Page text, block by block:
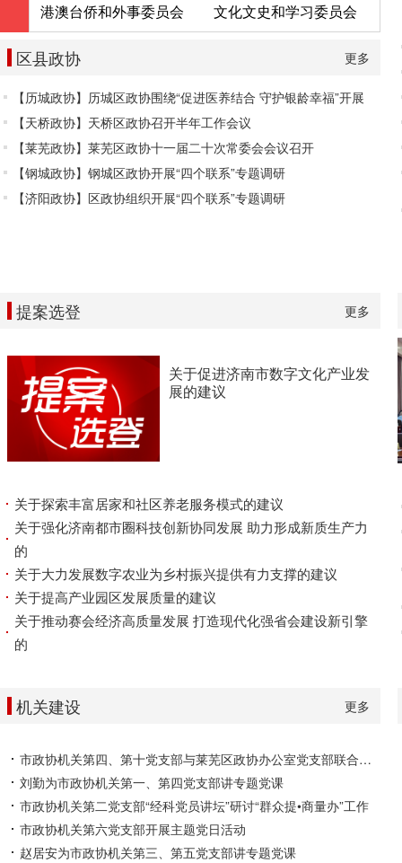
港澳台侨和外事委员会
文化文史和学习委员会
区县政协 更多
【历城政协】历城区政协围绕“促进医养结合 守护银龄幸福”开展
【天桥政协】天桥区政协召开半年工作会议
【莱芜政协】莱芜区政协十一届二十次常委会会议召开
【钢城政协】钢城区政协开展“四个联系”专题调研
【济阳政协】区政协组织开展“四个联系”专题调研
提案选登 更多
关于促进济南市数字文化产业发
展的建议
关于探索丰富居家和社区养老服务模式的建议
关于强化济南都市圈科技创新协同发展 助力形成新质生产力
的
关于大力发展数字农业为乡村振兴提供有力支撑的建议
关于提高产业园区发展质量的建议
关于推动赛会经济高质量发展 打造现代化强省会建设新引擎
的
机关建设 更多
市政协机关第四、第十党支部与莱芜区政协办公室党支部联合开展主题党日活动
刘勤为市政协机关第一、第四党支部讲专题党课
市政协机关第二党支部“经科党员讲坛”研讨“群众提•商量办”工作
市政协机关第六党支部开展主题党日活动
赵居安为市政协机关第三、第五党支部讲专题党课